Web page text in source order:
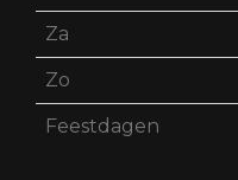
Za
Zo
Feestdagen